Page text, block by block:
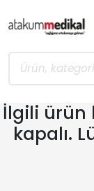
İlgili ürün
kapalı.